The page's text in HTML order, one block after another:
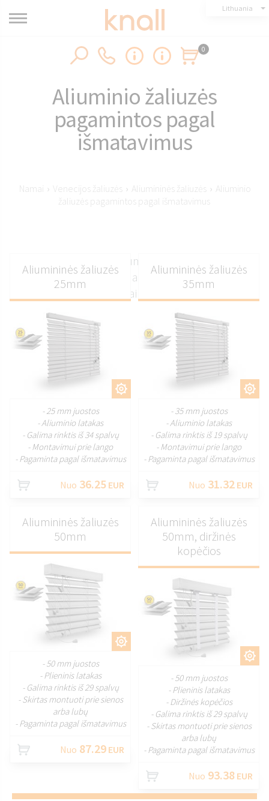
Lithuania
0
Aliuminio žaliuzės
pagamintos pagal
išmatavimus
Namai › Venecijos žaliuzės › Aliumininės žaliuzės › Aliuminio
žaliuzės pagamintos pagal išmatavimus
25 mm ir 50 mm aliuminio žaliuzės iš Knall
pagamintos pagal išmatavimus: elegantiškos,
patvarios ir puikiai pritaikytos jūsų poreikiams.
Aliumininės žaliuzės
25mm
- 25 mm juostos
- Aliuminio latakas
- Galima rinktis iš 34 spalvų
- Montavimui prie lango
- Pagaminta pagal išmatavimus
Nuo 36.25 EUR
Aliumininės žaliuzės
35mm
- 35 mm juostos
- Aliuminio latakas
- Galima rinktis iš 19 spalvų
- Montavimui prie lango
- Pagaminta pagal išmatavimus
Nuo 31.32 EUR
PRITAIKYTI
Aliumininės žaliuzės
50mm
- 50 mm juostos
- Plieninis latakas
- Galima rinktis iš 29 spalvų
- Skirtas montuoti prie sienos
arba lubų
- Pagaminta pagal išmatavimus
Nuo 87.29 EUR
PRITAIKYTI
Aliumininės žaliuzės
50mm, diržinės
kopėčios
- 50 mm juostos
- Plieninis latakas
- Diržinės kopėčios
- Galima rinktis iš 29 spalvų
- Skirtas montuoti prie sienos
arba lubų
- Pagaminta pagal išmatavimus
Nuo 93.38 EUR